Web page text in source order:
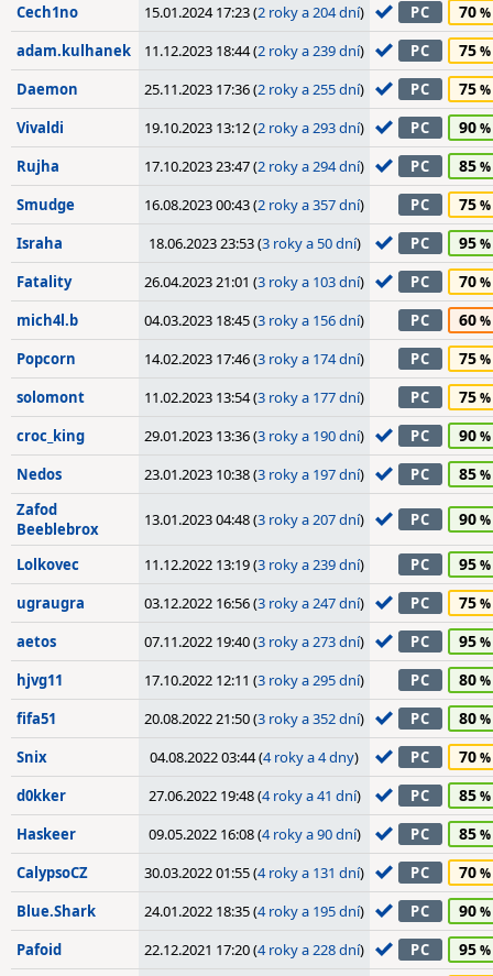
Cech1no 15.01.2024 17:23 (2 roky a 204 dní) PC 70
adam.kulhanek 11.12.2023 18:44 (2 roky a 239 dní) PC 75
Daemon 25.11.2023 17:36 (2 roky a 255 dní) PC 75
Vivaldi 19.10.2023 13:12 (2 roky a 293 dní) PC 90
Rujha 17.10.2023 23:47 (2 roky a 294 dní) PC 85
Smudge 16.08.2023 00:43 (2 roky a 357 dní) PC 75
Israha 18.06.2023 23:53 (3 roky a 50 dní) PC 95
Fatality 26.04.2023 21:01 (3 roky a 103 dní) PC 70
mich4l.b 04.03.2023 18:45 (3 roky a 156 dní) PC 60
Popcorn 14.02.2023 17:46 (3 roky a 174 dní) PC 75
solomont 11.02.2023 13:54 (3 roky a 177 dní) PC 75
croc_king 29.01.2023 13:36 (3 roky a 190 dní) PC 90
Nedos 23.01.2023 10:38 (3 roky a 197 dní) PC 85
Zafod
Beeblebrox
13.01.2023 04:48 (3 roky a 207 dní) PC 90
Lolkovec 11.12.2022 13:19 (3 roky a 239 dní) PC 95
ugraugra 03.12.2022 16:56 (3 roky a 247 dní) PC 75
aetos 07.11.2022 19:40 (3 roky a 273 dní) PC 95
hjvg11 17.10.2022 12:11 (3 roky a 295 dní) PC 80
fifa51 20.08.2022 21:50 (3 roky a 352 dní) PC 80
Snix 04.08.2022 03:44 (4 roky a 4 dny) PC 70
d0kker 27.06.2022 19:48 (4 roky a 41 dní) PC 85
Haskeer 09.05.2022 16:08 (4 roky a 90 dní) PC 85
CalypsoCZ 30.03.2022 01:55 (4 roky a 131 dní) PC 70
Blue.Shark 24.01.2022 18:35 (4 roky a 195 dní) PC 90
Pafoid 22.12.2021 17:20 (4 roky a 228 dní) PC 95